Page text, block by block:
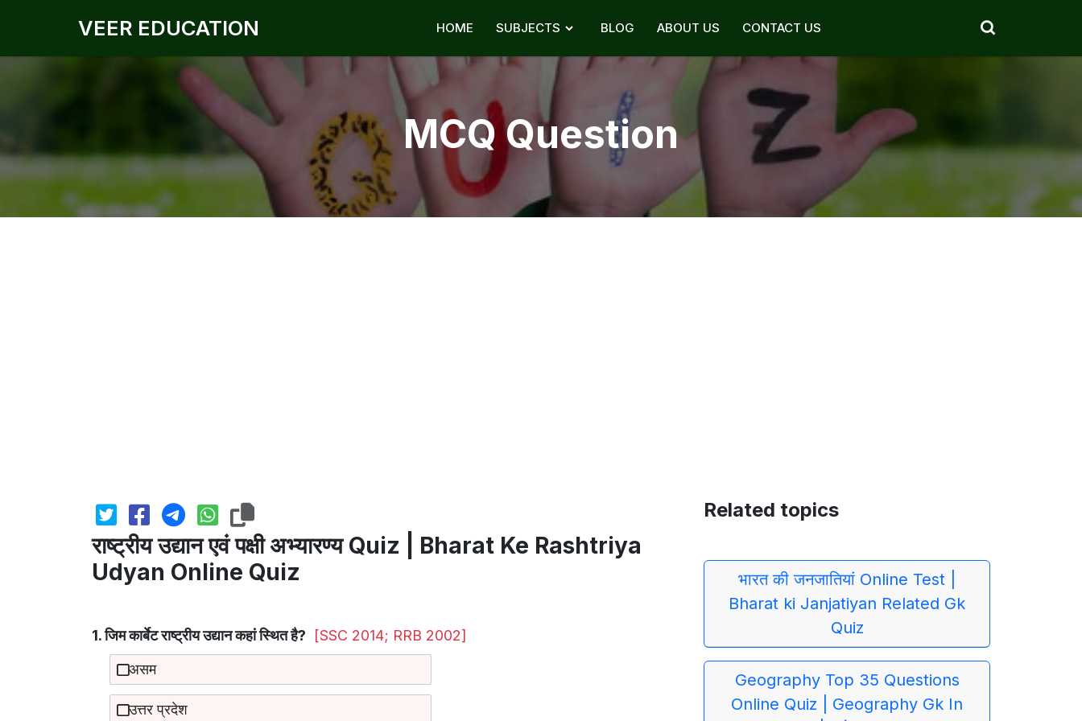
VEER EDUCATION HOME SUBJECTS BLOG ABOUT US CONTACT US
MCQ Question
राष्ट्रीय उद्यान एवं पक्षी अभ्यारण्य Quiz | Bharat Ke Rashtriya
Udyan Online Quiz
1. जिम कार्बेट राष्ट्रीय उद्यान कहां स्थित है?
[SSC 2014; RRB 2002]
असम
उत्तर प्रदेश
Related topics
भारत की जनजातियां Online Test |
Bharat ki Janjatiyan Related Gk
Quiz
Geography Top 35 Questions
Online Quiz | Geography Gk In